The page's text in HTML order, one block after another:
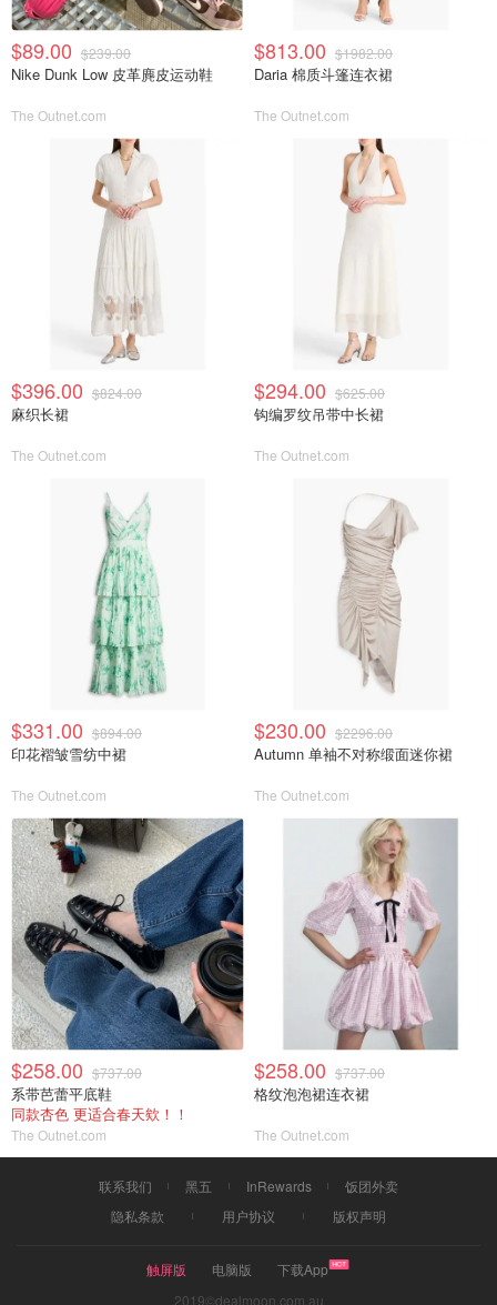
$89.00 $239.00
Nike Dunk Low 皮革麂皮运动鞋
The Outnet.com
$813.00 $1982.00
Daria 棉质斗篷连衣裙
The Outnet.com
$396.00 $824.00
麻织长裙
The Outnet.com
$294.00 $625.00
钩编罗纹吊带中长裙
The Outnet.com
$331.00 $894.00
印花褶皱雪纺中裙
The Outnet.com
$230.00 $2296.00
Autumn 单袖不对称缎面迷你裙
The Outnet.com
$258.00 $737.00
系带芭蕾平底鞋
同款杏色 更适合春天欸！！
The Outnet.com
$258.00 $737.00
格纹泡泡裙连衣裙
The Outnet.com
联系我们 黑五 InRewards
饭团外卖
隐私条款
用户协议 版权声明
触屏版 电脑版
下载App
2019©dealmoon.com.au